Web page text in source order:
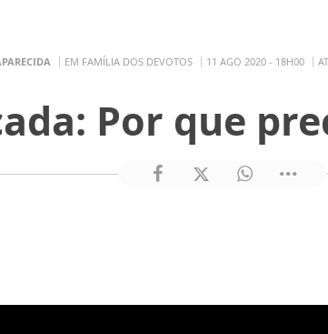
EM FAMÍLIA DOS DEVOTOS 11 AGO 2020 - 18H00
Por que